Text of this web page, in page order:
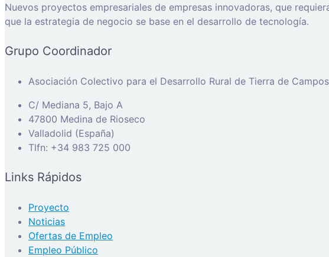
Nuevos proyectos empresariales de empresas innovadoras, que
que la estrategia de negocio se base en el desarrollo de tecnología.
Grupo Coordinador
Asociación Colectivo para el Desarrollo Rural de Tierra de Campos
C/ Mediana 5, Bajo A
47800 Medina de Rioseco
Valladolid (España)
Tlfn: +34 983 725 000
Links Rápidos
Proyecto
Noticias
Ofertas de Empleo
Empleo Público